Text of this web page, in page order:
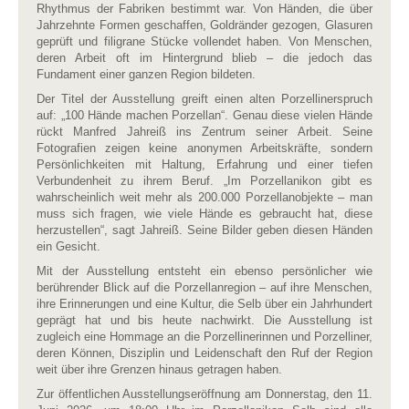
Rhythmus der Fabriken bestimmt war. Von Händen, die über
Jahrzehnte Formen geschaffen, Goldränder gezogen, Glasuren
geprüft und filigrane Stücke vollendet haben. Von Menschen,
deren Arbeit oft im Hintergrund blieb – die jedoch das
Fundament einer ganzen Region bildeten.
Der Titel der Ausstellung greift einen alten Porzellinerspruch
auf: „100 Hände machen Porzellan“. Genau diese vielen Hände
rückt Manfred Jahreiß ins Zentrum seiner Arbeit. Seine
Fotografien zeigen keine anonymen Arbeitskräfte, sondern
Persönlichkeiten mit Haltung, Erfahrung und einer tiefen
Verbundenheit zu ihrem Beruf. „Im Porzellanikon gibt es
wahrscheinlich weit mehr als 200.000 Porzellanobjekte – man
muss sich fragen, wie viele Hände es gebraucht hat, diese
herzustellen“, sagt Jahreiß. Seine Bilder geben diesen Händen
ein Gesicht.
Mit der Ausstellung entsteht ein ebenso persönlicher wie
berührender Blick auf die Porzellanregion – auf ihre Menschen,
ihre Erinnerungen und eine Kultur, die Selb über ein Jahrhundert
geprägt hat und bis heute nachwirkt. Die Ausstellung ist
zugleich eine Hommage an die Porzellinerinnen und Porzelliner,
deren Können, Disziplin und Leidenschaft den Ruf der Region
weit über ihre Grenzen hinaus getragen haben.
Zur öffentlichen Ausstellungseröffnung am Donnerstag, den 11.